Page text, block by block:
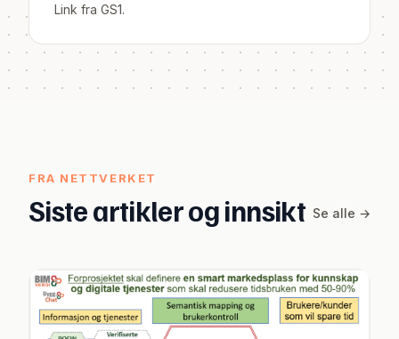
Link fra GS1.
FRA NETTVERKET
Siste artikler og innsikt Se alle →